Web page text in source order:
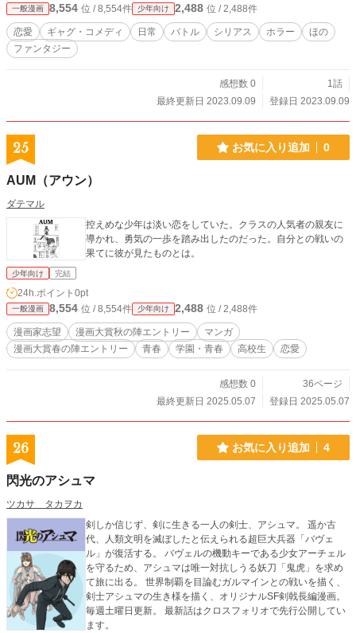
一般漫画 8,554 位 / 8,554件 少年向け 2,488 位 / 2,488件
恋愛 ギャグ・コメディ 日常 バトル シリアス ホラー
ほの
ファンタジー
感想数 0
1話
最終更新日 2023.09.09
登録日 2023.09.09
25 お気に入り追加 0
AUM（アウン）
ダテマル
控えめな少年は淡い恋をしていた。クラスの人気者の親友に
導かれ、勇気の一歩を踏み出したのだった。自分との戦いの
果てに彼が見たものとは。
少年向け 完結
24h.ポイント 0pt
一般漫画 8,554 位 / 8,554件 少年向け 2,488 位 / 2,488件
漫画家志望 漫画大賞秋の陣エントリー
マンガ
漫画大賞春の陣エントリー
青春 学園・青春 高校生 恋愛
感想数 0
36ページ
最終更新日 2025.05.07
登録日 2025.05.07
26 お気に入り追加 4
閃光のアシュマ
ツカサ タカヲカ
剣しか信じず、剣に生きる一人の剣士、アシュマ。 遥か古
代、人類文明を滅ぼしたと伝えられる超巨大兵器「バヴェ
ル」が復活する。 バヴェルの機動キーである少女アーチェル
を守るため、アシュマは唯一対抗しうる妖刀「鬼虎」を求め
て旅に出る。 世界制覇を目論むガルマインとの戦いを描く、
剣士アシュマの生き様を描く、オリジナルSF剣戟長編漫画。
毎週土曜日更新。 最新話はクロスフォリオで先行公開してい
ます。